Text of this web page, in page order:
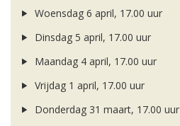
Woensdag 6 april, 17.00 uur
Dinsdag 5 april, 17.00 uur
Maandag 4 april, 17.00 uur
Vrijdag 1 april, 17.00 uur
Donderdag 31 maart, 17.00 uur